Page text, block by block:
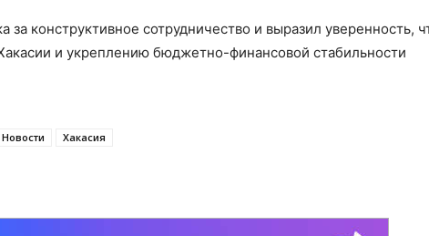
конструктивное сотрудничество и выразил уверенность,
и укреплению бюджетно-финансовой стабильности
Новости Хакасия